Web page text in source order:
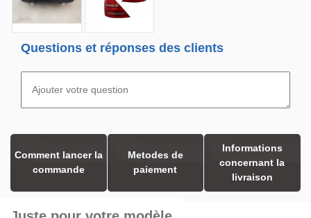
Questions et réponses des clients
Comment lancer la
commande
Metodes de
paiement
Informations
concernant la
livraison